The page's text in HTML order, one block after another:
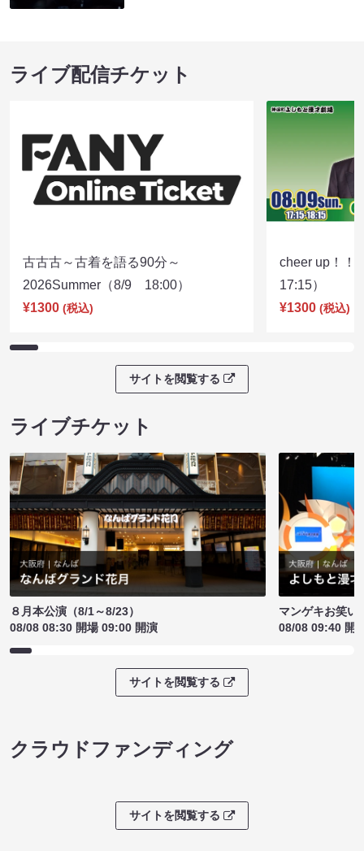
ライブ配信チケット
古古古～古着を語る90分～
2026Summer（8/9 18:00）
¥1300 (税込)
cheer up！
17:15）
¥1300 (税込)
サイトを閲覧する
ライブチケット
８月本公演（8/1～8/23）
08/08 08:30 開場 09:00 開演
マンゲキお笑い
08/08 09:40 開
サイトを閲覧する
クラウドファンディング
サイトを閲覧する